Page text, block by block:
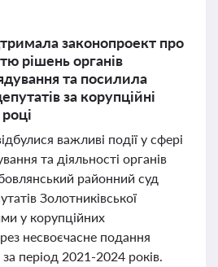
законопроект про
рішень органів
та посилила
за корупційні
важливі події у сфері
та діяльності органів
районний суд
Золотниківської
у корупційних
несвоєчасне подання
період 2021-2024 років.